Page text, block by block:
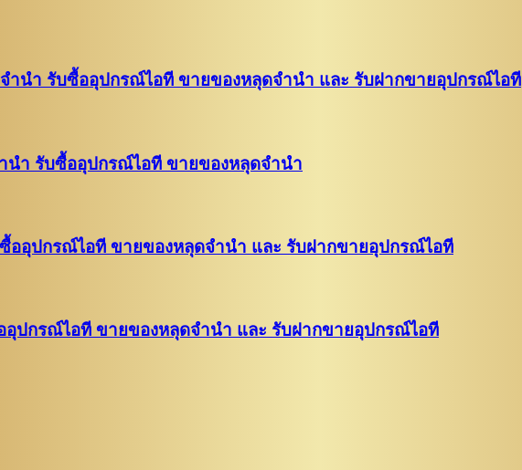
ำนำ รับซื้ออุปกรณ์ไอที ขายของหลุดจำนำ และ รับฝากขายอุปกรณ์ไอที
นำ รับซื้ออุปกรณ์ไอที ขายของหลุดจำนำ
ออุปกรณ์ไอที ขายของหลุดจำนำ และ รับฝากขายอุปกรณ์ไอที
อุปกรณ์ไอที ขายของหลุดจำนำ และ รับฝากขายอุปกรณ์ไอที